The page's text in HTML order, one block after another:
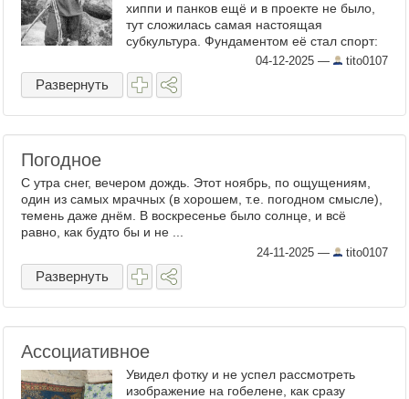
хиппи и панков ещё и в проекте не было,
тут сложилась самая настоящая
субкультура. Фундаментом её стал спорт:
настоящий столбист восходил без
посторонней помощи и снаряжения. ...
04-12-2025 — tito0107
Развернуть
Погодное
С утра снег, вечером дождь. Этот ноябрь, по ощущениям,
один из самых мрачных (в хорошем, т.е. погодном смысле),
темень даже днём. В воскресенье было солнце, и всё
равно, как будто бы и не ...
24-11-2025 — tito0107
Развернуть
Ассоциативное
Увидел фотку и не успел рассмотреть
изображение на гобелене, как сразу